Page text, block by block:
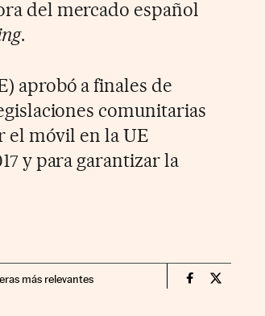
del mercado español
.
aprobó a finales de
comunitarias
el móvil en la UE
y para garantizar la
más relevantes Companias